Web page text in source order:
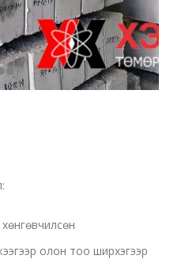
олон тоо ширхэгээр